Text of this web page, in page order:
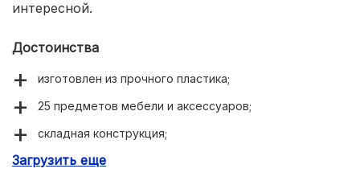
интересной.
Достоинства
изготовлен из прочного пластика;
25 предметов мебели и аксессуаров;
складная конструкция;
яркий дизайн;
Загрузить еще